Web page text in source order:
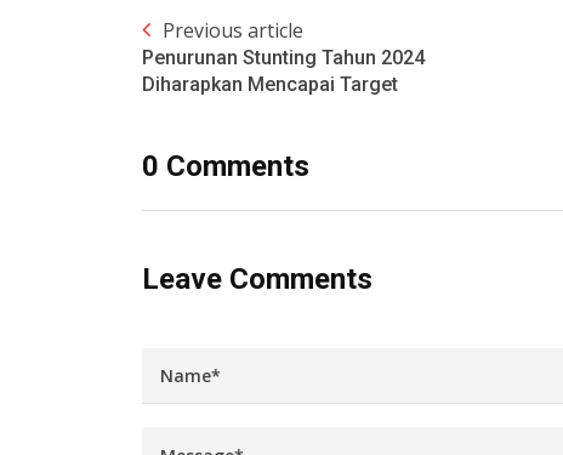
Previous article
Penurunan Stunting Tahun 2024
Diharapkan Mencapai Target
0 Comments
Leave Comments